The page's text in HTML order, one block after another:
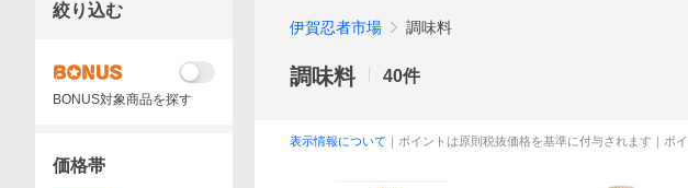
伊賀忍者市場 調味料
調味料 40件
表示情報について ｜ポイントは原則税抜価格を基準に付与されます｜ポ
絞り込む
BONUS対象商品を探す
価格帯